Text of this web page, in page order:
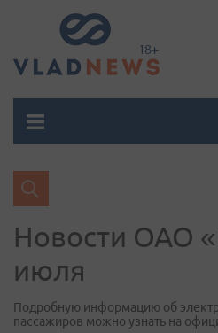
Новости ОАО
июля
Подробную информацию об
пассажиров можно узнать на